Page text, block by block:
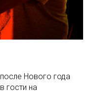
Нового года
гости на